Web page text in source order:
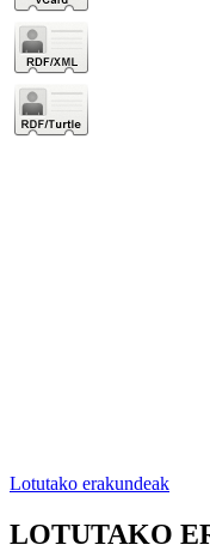
Lotutako erakundeak
LOTUTAKO